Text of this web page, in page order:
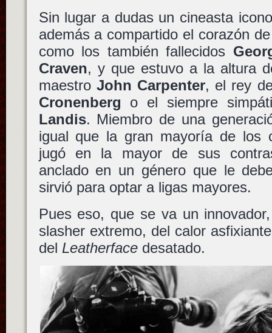
Sin lugar a dudas un cineasta
además a compartido el corazón
como los también fallecidos
Craven, y que estuvo a la altura
maestro John Carpenter, el rey
Cronenberg o el siempre
Landis. Miembro de una
igual que la gran mayoría de los
jugó en la mayor de sus
anclado en un género que le
sirvió para optar a ligas mayores.
Pues eso, que se va un
slasher extremo, del calor
del Leatherfacedesatado.